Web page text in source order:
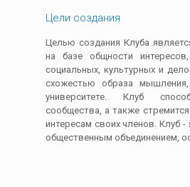
Цели создания
Целью создания Клуба
на базе общности
социальных, культурных и
схожестью образа
университете. Клуб
сообщества, а также
интересам своих членов. Клуб
общественным объединением,